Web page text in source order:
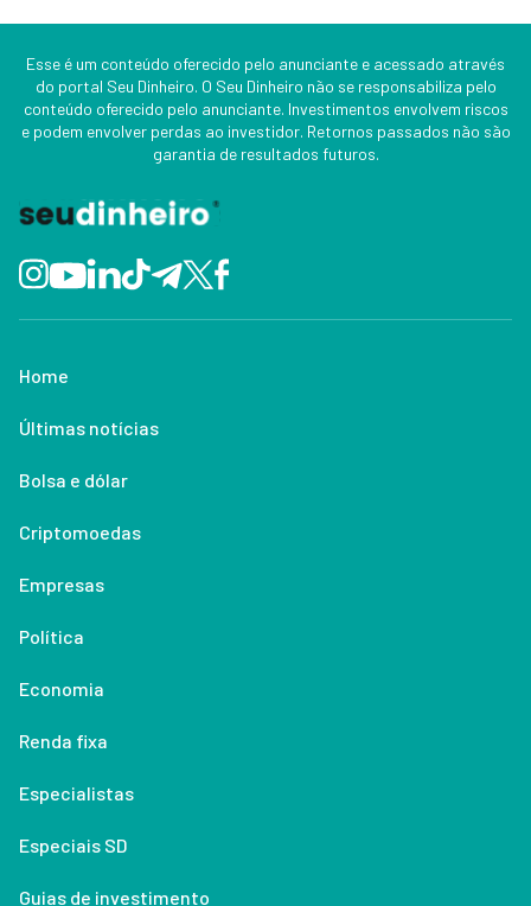
Esse é um conteúdo oferecido pelo anunciante e acessado através
do portal Seu Dinheiro. O Seu Dinheiro não se responsabiliza pelo
conteúdo oferecido pelo anunciante. Investimentos envolvem riscos
e podem envolver perdas ao investidor. Retornos passados não são
garantia de resultados futuros.
Home
Últimas notícias
Bolsa e dólar
Criptomoedas
Empresas
Política
Economia
Renda fixa
Especialistas
Especiais SD
Guias de investimento